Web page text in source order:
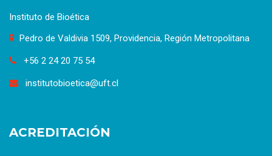
Instituto de Bioética
Pedro de Valdivia 1509, Providencia, Región Metropolitana
+56 2 24 20 75 54
institutobioetica@uft.cl
ACREDITACIÓN